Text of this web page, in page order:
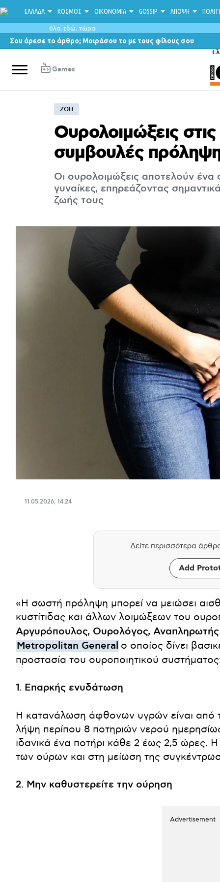
ΕΛΛΑΔΑ ΚΟΣΜΟΣ ΟΙΚΟΝΟΜΙΑ GOSSIP ΑΠΟΨΗ
όλα. εδώ. τώρα.
Σου άρεσε το άρθρο; Μοιράσου το με τους φίλους σου